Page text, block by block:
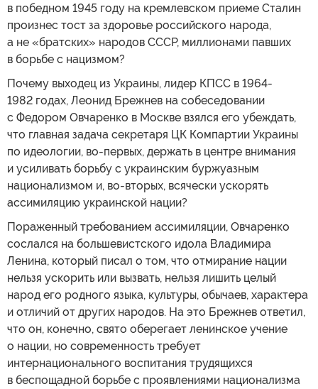
в победном 1945 году на кремлевском приеме Сталин
произнес тост за здоровье российского народа,
а не «братских» народов СССР, миллионами павших
в борьбе с нацизмом?
Почему выходец из Украины, лидер КПСС в 1964-
1982 годах, Леонид Брежнев на собеседовании
с Федором Овчаренко в Москве взялся его убеждать,
что главная задача секретаря ЦК Компартии Украины
по идеологии, во-первых, держать в центре внимания
и усиливать борьбу с украинским буржуазным
национализмом и, во-вторых, всячески ускорять
ассимиляцию украинской нации?
Пораженный требованием ассимиляции, Овчаренко
сослался на большевистского идола Владимира
Ленина, который писал о том, что отмирание нации
нельзя ускорить или вызвать, нельзя лишить целый
народ его родного языка, культуры, обычаев, характера
и отличий от других народов. На это Брежнев ответил,
что он, конечно, свято оберегает ленинское учение
о нации, но современность требует
интернационального воспитания трудящихся
в беспощадной борьбе с проявлениями национализма